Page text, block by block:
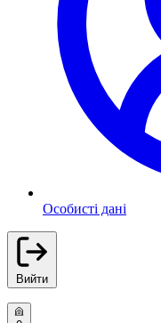
Особисті дані
Вийти